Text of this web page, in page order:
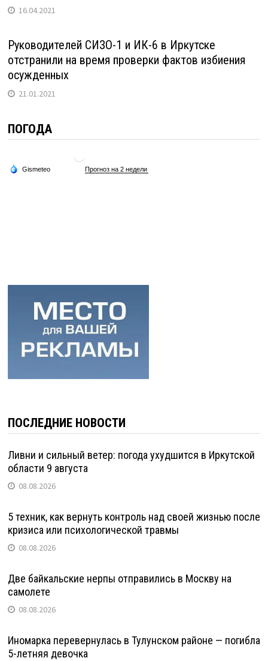
16.04.2021
Руководителей СИЗО-1 и ИК-6 в Иркутске
отстранили на время проверки фактов избиения
осужденных
21.01.2021
ПОГОДА
ПОСЛЕДНИЕ НОВОСТИ
Ливни и сильный ветер: погода ухудшится в Иркутской
области 9 августа
08.08.2026
5 техник, как вернуть контроль над своей жизнью после
кризиса или психологической травмы
08.08.2026
Две байкальские нерпы отправились в Москву на
самолете
08.08.2026
Иномарка перевернулась в Тулунском районе — погибла
5-летняя девочка